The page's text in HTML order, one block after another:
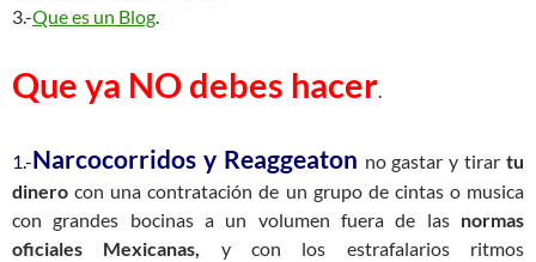
3.-Que es un Blog.
Que ya NO debes hacer.
1.-Narcocorridos y Reaggeaton no gastar y tirartu
dinerocon una contratación de un grupo de cintas o musica
con grandes bocinas a un volumen fuera de las normas
oficiales Mexicanas, y con los estrafalarios ritmos